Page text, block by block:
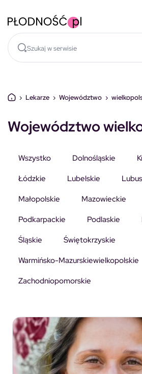
› Lekarze › Województwo ›
Województwo
Wszystko Dolnośląskie
Łódzkie
Lubelskie
Małopolskie
Mazowieckie
Podkarpackie
Podlaskie
Śląskie
Świętokrzyskie
Warmińsko-Mazurskiewielkopolskie
Zachodniopomorskie